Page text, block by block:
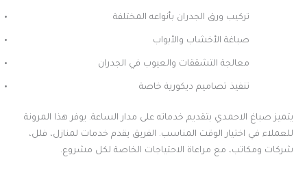
تركيب ورق الجدران بأنواعه المختلفة
صباغة الأخشاب والأبواب
معالجة التشققات والعيوب في الجدران
تنفيذ تصاميم ديكورية خاصة
يتميز صباغ الاحمدي بتقديم خدماته على مدار الساعة. يوفر هذا المرونة
للعملاء في اختيار الوقت المناسب. الفريق يقدم خدمات لمنازل، فلل،
شركات ومكاتب، مع مراعاة الاحتياجات الخاصة لكل مشروع.